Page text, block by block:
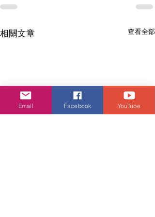
相關文章 查看全部
Email Facebook YouTube